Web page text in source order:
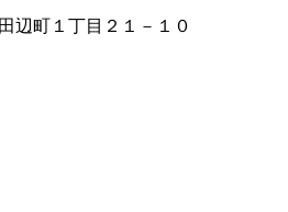
辺町１丁目２１－１０